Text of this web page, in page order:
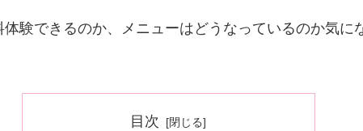
験できるのか、メニューはどうなっているのか気に
目次